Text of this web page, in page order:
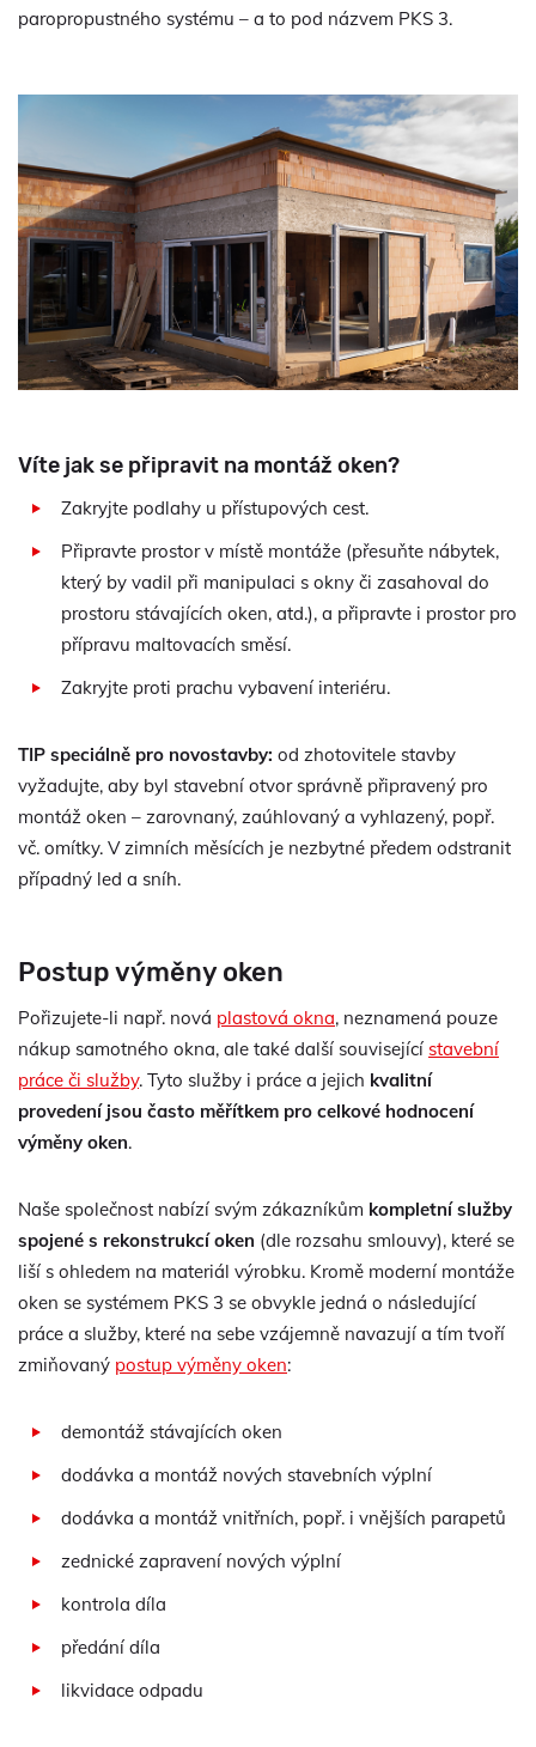
paropropustného systému – a to pod názvem PKS 3.
Víte jak se připravit na montáž oken?
Zakryjte podlahy u přístupových cest.
Připravte prostor v místě montáže (přesuňte nábytek,
který by vadil při manipulaci s okny či zasahoval do
prostoru stávajících oken, atd.), a připravte i prostor pro
přípravu maltovacích směsí.
Zakryjte proti prachu vybavení interiéru.
TIP speciálně pro novostavby: od zhotovitele stavby
vyžadujte, aby byl stavební otvor správně připravený pro
montáž oken – zarovnaný, zaúhlovaný a vyhlazený, popř.
vč. omítky. V zimních měsících je nezbytné předem odstranit
případný led a sníh.
Postup výměny oken
Pořizujete-li např. nová plastová okna, neznamená pouze
nákup samotného okna, ale také další související stavební
práce či služby. Tyto služby i práce a jejich kvalitní
provedení jsou často měřítkem pro celkové hodnocení
výměny oken.
Naše společnost nabízí svým zákazníkům kompletní služby
spojené s rekonstrukcí oken (dle rozsahu smlouvy), které se
liší s ohledem na materiál výrobku. Kromě moderní montáže
oken se systémem PKS 3 se obvykle jedná o následující
práce a služby, které na sebe vzájemně navazují a tím tvoří
zmiňovaný postup výměny oken:
demontáž stávajících oken
dodávka a montáž nových stavebních výplní
dodávka a montáž vnitřních, popř. i vnějších parapetů
zednické zapravení nových výplní
kontrola díla
předání díla
likvidace odpadu